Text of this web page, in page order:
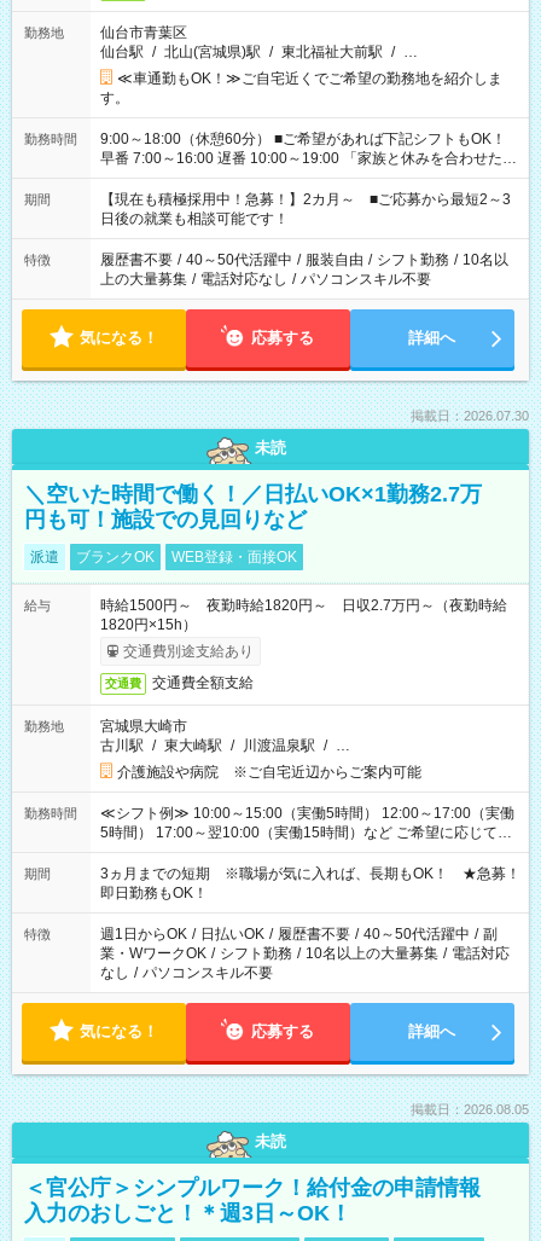
勤務地
仙台市青葉区
仙台駅 / 北山(宮城県)駅 / 東北福祉大前駅 / …
≪車通勤もOK！≫ご自宅近くでご希望の勤務地を紹介しま
す。
勤務時間
9:00～18:00（休憩60分） ■ご希望があれば下記シフトもOK！
早番 7:00～16:00 遅番 10:00～19:00 「家族と休みを合わせた
い」 「余裕を持って夕飯の準備がしたい」 「できれば残業はし
たくない」 など、ご希望を教えてくださいね。 ※Wワーク希望
の方へ 今ご覧のお仕事で希望する勤務時間と、もう1つのお仕事
の勤務時間。 合計で週40時間を超える場合は応募できません。
期間
【現在も積極採用中！急募！】2カ月～ ■ご応募から最短2～3
日後の就業も相談可能です！
特徴 履歴書不要 / 40～50代活躍中 / 服装自由 / シフト勤務 / 10名以
上の大量募集 / 電話対応なし / パソコンスキル不要
気になる！ 応募する 詳細へ
掲載日：2026.07.30
未読
＼空いた時間で働く！／日払いOK×1勤務2.7万
円も可！施設での見回りなど
派遣 ブランクOK WEB登録・面接OK
給与
時給1500円～ 夜勤時給1820円～ 日収2.7万円～（夜勤時給
1820円×15h）
交通費別途支給あり
交通費 交通費全額支給
勤務地
宮城県大崎市
古川駅 / 東大崎駅 / 川渡温泉駅 / …
介護施設や病院 ※ご自宅近辺からご案内可能
勤務時間
≪シフト例≫ 10:00～15:00（実働5時間） 12:00～17:00（実働
5時間） 17:00～翌10:00（実働15時間）など ご希望に応じて、
働く時間は調整できます！ お気軽に担当へ相談ください！
期間
3ヵ月までの短期 ※職場が気に入れば、長期もOK！ ★急募！
即日勤務もOK！
特徴 週1日からOK / 日払いOK / 履歴書不要 / 40～50代活躍中 / 副
業・WワークOK / シフト勤務 / 10名以上の大量募集 / 電話対応
なし / パソコンスキル不要
気になる！ 応募する 詳細へ
掲載日：2026.08.05
未読
＜官公庁＞シンプルワーク！給付金の申請情報
入力のおしごと！＊週3日～OK！